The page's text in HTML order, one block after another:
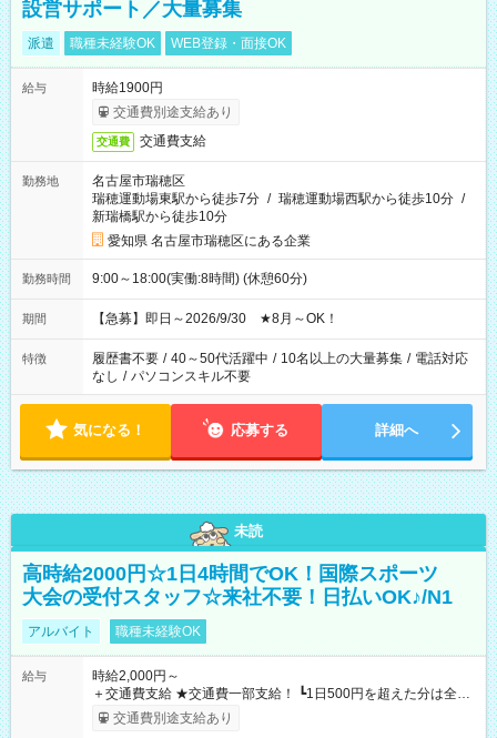
設営サポート／大量募集
派遣 職種未経験OK WEB登録・面接OK
給与
時給1900円
交通費別途支給あり
交通費 交通費支給
勤務地
名古屋市瑞穂区
瑞穂運動場東駅から徒歩7分 / 瑞穂運動場西駅から徒歩10分 /
新瑞橋駅から徒歩10分
愛知県 名古屋市瑞穂区にある企業
勤務時間 9:00～18:00(実働:8時間) (休憩60分)
期間 【急募】即日～2026/9/30 ★8月～OK！
特徴 履歴書不要 / 40～50代活躍中 / 10名以上の大量募集 / 電話対応
なし / パソコンスキル不要
気になる！ 応募する 詳細へ
未読
高時給2000円☆1日4時間でOK！国際スポーツ
大会の受付スタッフ☆来社不要！日払いOK♪/N1
アルバイト 職種未経験OK
給与
時給2,000円～
＋交通費支給 ★交通費一部支給！ ┗1日500円を超えた分は全額
支給！ ※往復500円以内の方は自己負担となります ★日払い
OK！（規定あり） ┗働いたその日に現金GET♪ お仕事後はコン
交通費別途支給あり